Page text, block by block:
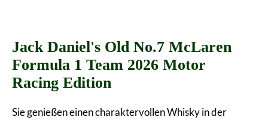
Jack Daniel's Old No.7 McLaren
Formula 1 Team 2026 Motor
Racing Edition
Sie genießen einen charaktervollen Whisky in der